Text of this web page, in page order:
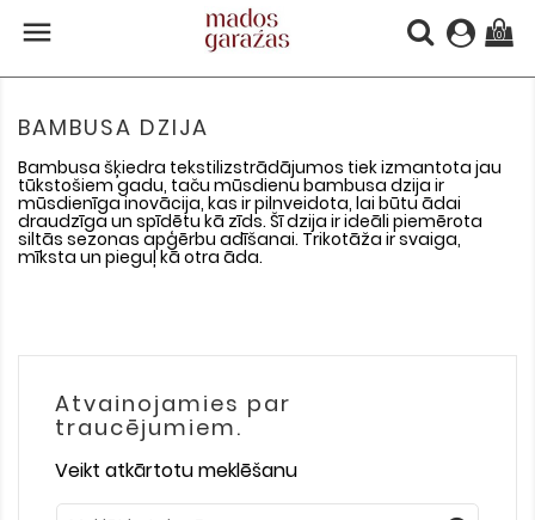
 (0)
BAMBUSA DZIJA
Bambusa šķiedra tekstilizstrādājumos tiek izmantota jau
tūkstošiem gadu, taču mūsdienu bambusa dzija ir
mūsdienīga inovācija, kas ir pilnveidota, lai būtu ādai
draudzīga un spīdētu kā zīds. Šī dzija ir ideāli piemērota
siltās sezonas apģērbu adīšanai. Trikotāža ir svaiga,
mīksta un pieguļ kā otra āda.
Atvainojamies par
traucējumiem.
Veikt atkārtotu meklēšanu